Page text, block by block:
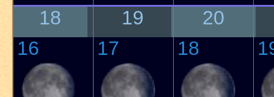
18
16
19
17
20
18